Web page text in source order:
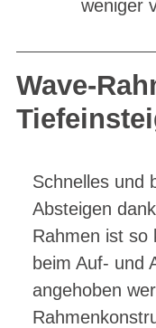
weniger
Wave-
Schnelles und
Absteigen
Rahmen ist so
beim Auf- und
angehoben